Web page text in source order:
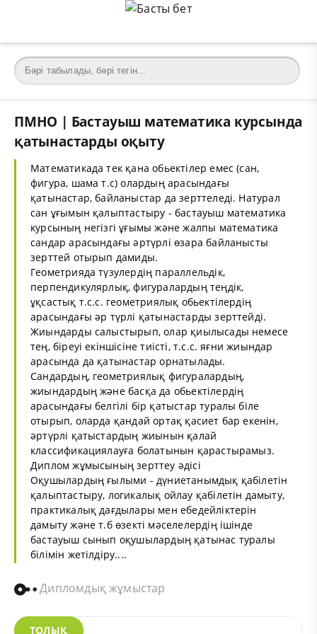
ПМНО | Бастауыш математика курсында
қатынастарды оқыту
Математикада тек қана обьектілер емес (сан,
фигура, шама т.с) олардың арасындағы
қатынастар, байланыстар да зерттеледі. Натурал
сан ұғымын қалыптастыру - бастауыш математика
курсының негізгі ұғымы және жалпы математика
сандар арасындағы әртүрлі өзара байланысты
зерттей отырып дамиды.
Геометрияда түзулердің параллельдік,
перпендикулярлық, фигуралардың теңдік,
ұқсастық т.с.с. геометриялық обьектілердің
арасындағы әр түрлі қатынастарды зерттейді.
Жиындарды салыстырып, олар қиылысады немесе
тең, біреуі екіншісіне тиісті, т.с.с. яғни жиындар
арасында да қатынастар орнатылады.
Сандардың, геометриялық фигуралардың,
жиындардың және басқа да обьектілердің
арасындағы белгілі бір қатыстар туралы біле
отырып, оларда қандай ортақ қасиет бар екенін,
әртүрлі қатыстардың жиынын қалай
классификациялауға болатынын қарастырамыз.
Диплом жұмысының зерттеу әдісі
Оқушылардың ғылыми - дүниетанымдық қабілетін
қалыптастыру, логикалық ойлау қабілетін дамыту,
практикалық дағдылары мен ебедейліктерін
дамыту және т.б өзекті мәселелердің ішінде
бастауыш сынып оқушылардың қатынас туралы
білімін жетілдіру....
Дипломдық жұмыстар
ТОЛЫҚ